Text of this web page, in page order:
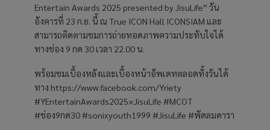
Entertain Awards 2025 presented by JisuLife” วัน
อังคารที่ 23 ก.ย. นี้ ณ True ICON Hall ICONSIAM และ
สามารถติดตามชมการถ่ายทอดภาพความประทับใจได้
ทางช่อง 9 กด 30 เวลา 22.00 น.
พร้อมชมเบื้องหลังและเบื้องหน้าอัพเดทตลอดทั้งวันได้
ทาง https://www.facebook.com/Yriety
#YEntertainAwards2025×JisuLife #MCOT
#ช่อง9กด30 #sonixyouth1999 #JisuLife #พัดลมดารา